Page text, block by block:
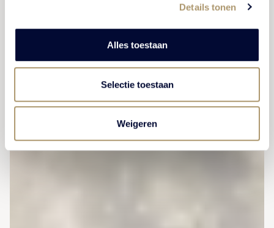
Details tonen
Alles toestaan
Selectie toestaan
Weigeren